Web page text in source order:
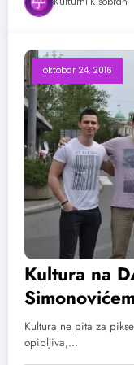
oktobar 24, 2016
Kultura na
Kultura ne pita za
opipljiva,…